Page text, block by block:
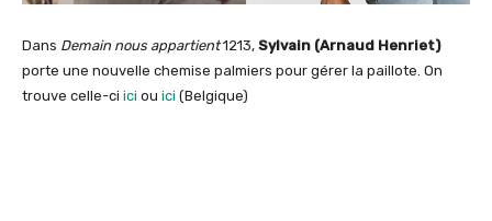
Dans Demain nous appartient1213, Sylvain (Arnaud Henriet)
porte une nouvelle chemise palmiers pour gérer la paillote. On
trouve celle-ci ici ou ici (Belgique)